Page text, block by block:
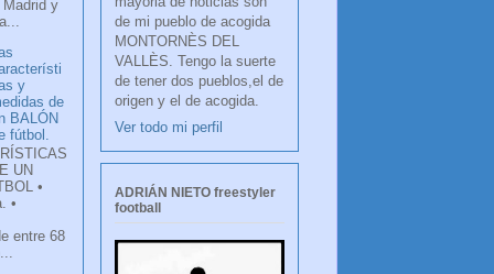
Madrid y
y
de
BALÓN
fútbol.
UN
•
•
entre 68
de mi pueblo de acogida
MONTORNÈS DEL
VALLÈS. Tengo la suerte
de tener dos pueblos,el de
origen y el de acogida.
Ver todo mi perfil
ADRIÁN NIETO freestyler
football